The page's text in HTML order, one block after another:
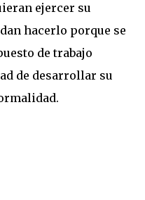
ejercer su
hacerlo porque se
de trabajo
de desarrollar su